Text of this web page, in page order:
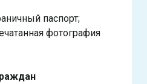
паспорт;
фотография